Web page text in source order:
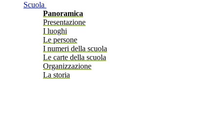
Scuola
Panoramica
Presentazione
I luoghi
Le persone
I numeri della scuola
Le carte della scuola
Organizzazione
La storia